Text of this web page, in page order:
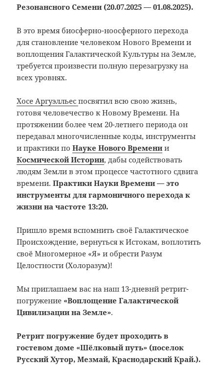
Резонансного Семени (20.07.2025 — 01.08.2025).
В это время биосферно-ноосферного перехода
для становление человеком Нового Времени и
воплощения Галактической Культуры на Земле,
требуется произвести полную перезагрузку на
всех уровнях.
Хосе Аргуэлльеспосвятил всю свою жизнь,
готовя человечество к Новому Времени. На
протяжении более чем 20-летнего периода он
передавал многочисленные коды, инструменты
и практики поНауке Нового Времени и
Космической Истории, дабы содействовать
людям Земли в этом процессе частотного сдвига
времени.Практики Науки Времени — это
инструменты для гармоничного перехода к
жизни на частоте 13:20.
Пришло время вспомнить своё Галактическое
Происхождение, вернуться к Истокам, воплотить
своё Многомерное «Я» и обрести Разум
Целостности (Холоразум)!
Мы приглашаем вас на наш 13-дневнй ретрит-
погружение «Воплощение Галактической
Цивилизации на Земле».
Ретрит погружение будет проходить в
гостевом доме «Шёлковый путь» (поселок
Русский Хутор, Мезмай, Краснодарский Край.).